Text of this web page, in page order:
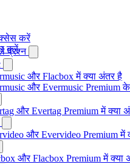
प्रश्न
और Flacbox में क्या अंतर है
और Evermusic Premium
और Evertag Premium में क्या
और Evervideo Premium में
और Flacbox Premium में क्या
करें
करें